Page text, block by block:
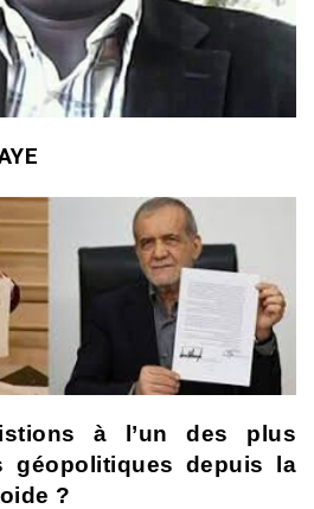
à l’un des plus
géopolitiques depuis la
?